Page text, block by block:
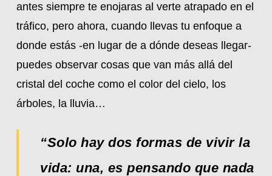
antes siempre te enojaras al verte atrapado en el
tráfico, pero ahora, cuando llevas tu enfoque a
donde estás -en lugar de a dónde deseas llegar-
puedes observar cosas que van más allá del
cristal del coche como el color del cielo, los
árboles, la lluvia…
“Solo hay dos formas de vivir la
vida: una, es pensando que nada